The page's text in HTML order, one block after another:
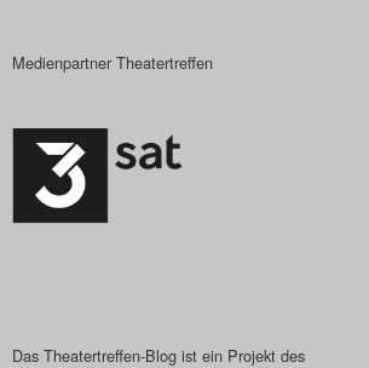
Medienpartner Theatertreffen
Das Theatertreffen-Blog ist ein Projekt des